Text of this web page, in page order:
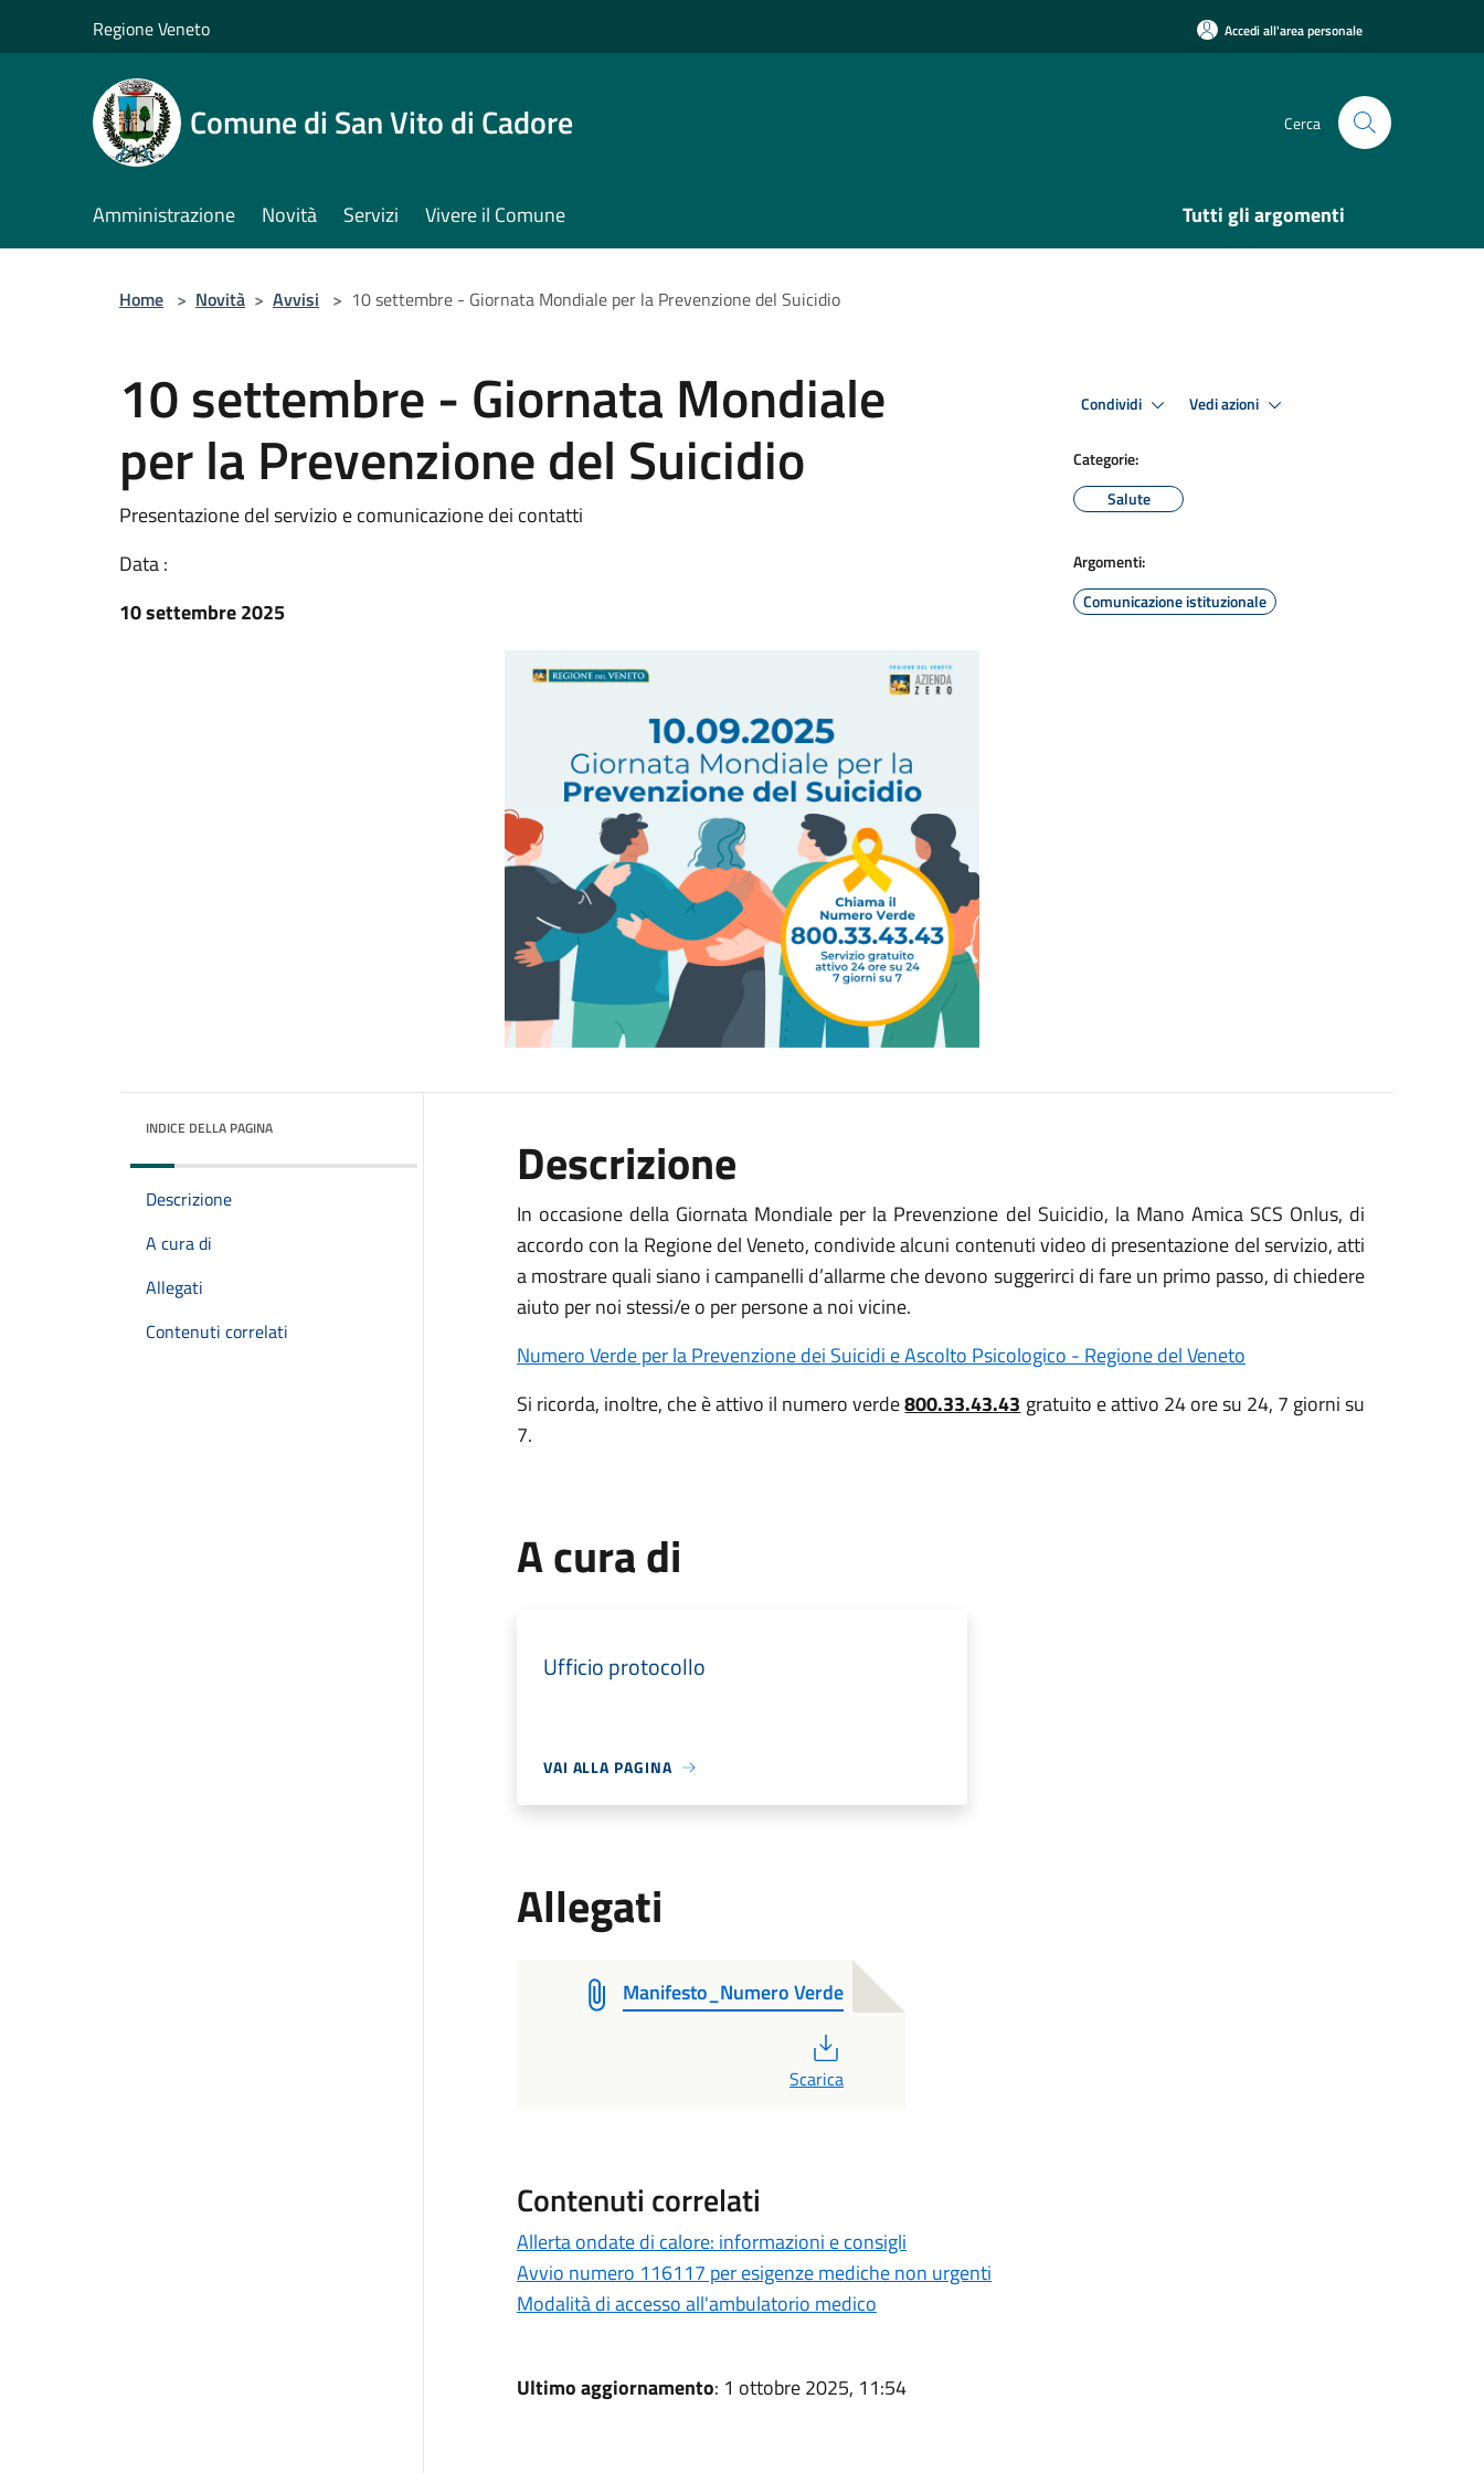
Regione Veneto Accedi all'area personale
Comune di San Vito di Cadore Cerca
Amministrazione Novità Servizi Vivere il Comune Tutti gli argomenti
Home > Novità > Avvisi > 10 settembre - Giornata Mondiale per la Prevenzione del Suicidio
10 settembre - Giornata Mondiale
per la Prevenzione del Suicidio
Presentazione del servizio e comunicazione dei contatti
Data :
10 settembre 2025
Condividi Vedi azioni
Categorie:
Salute
Argomenti:
Comunicazione istituzionale
INDICE DELLA PAGINA
Descrizione
A cura di
Allegati
Contenuti correlati
Descrizione
In occasione della Giornata Mondiale per la Prevenzione del Suicidio, la Mano Amica SCS Onlus, di
accordo con la Regione del Veneto, condivide alcuni contenuti video di presentazione del servizio, atti
a mostrare quali siano i campanelli d’allarme che devono suggerirci di fare un primo passo, di chiedere
aiuto per noi stessi/e o per persone a noi vicine.
Numero Verde per la Prevenzione dei Suicidi e Ascolto Psicologico - Regione del Veneto
Si ricorda, inoltre, che è attivo il numero verde800.33.43.43 gratuito e attivo 24 ore su 24, 7 giorni su
7.
A cura di
Ufficio protocollo
VAI ALLA PAGINA
Allegati
Manifesto_Numero Verde
Scarica
Contenuti correlati
Allerta ondate di calore: informazioni e consigli
Avvio numero 116117 per esigenze mediche non urgenti
Modalità di accesso all'ambulatorio medico
Ultimo aggiornamento: 1 ottobre 2025, 11:54